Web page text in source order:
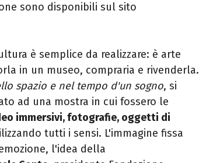
sono disponibili sul sito
è semplice da realizzare: è arte
in un museo, compraria e rivenderla.
spazio e nel tempo d'un sogno, si
ad una mostra in cui fossero le
immersivi, fotografie, oggetti di
tutti i sensi. L'immagine fissa
l'idea della